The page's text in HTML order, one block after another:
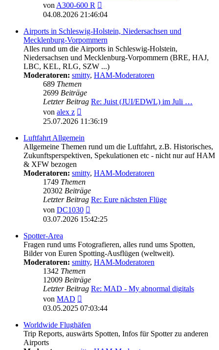
vonA300-600 R
Beitrag
04.08.2026 21:46:04
Airports in Schleswig-Holstein, Niedersachsen und
Mecklenburg-Vorpommern
Alles rund um die Airports in Schleswig-Holstein,
Niedersachsen und Mecklenburg-Vorpommern (BRE, HAJ,
LBC, KEL, RLG, SZW ...)
Moderatoren: smitty, HAM-Moderatoren
689 Themen
2699 Beiträge
Letzter Beitrag Re: Juist (JUI/EDWL) im Juli …
von alex z
Beitrag
25.07.2026 11:36:19
Luftfahrt Allgemein
Allgemeine Themen rund um die Luftfahrt, z.B. Historisches,
Zukunftsperspektiven, Spekulationen etc - nicht nur auf HAM
& XFW bezogen
Moderatoren: smitty, HAM-Moderatoren
1749 Themen
20302 Beiträge
Letzter Beitrag Re: Eure nächsten Flüge
von DC1030
Beitrag
03.07.2026 15:42:25
Spotter-Area
Fragen rund ums Fotografieren, alles rund ums Spotten,
Bilder von Euren Spotting-Ausflügen (weltweit).
Moderatoren: smitty, HAM-Moderatoren
1342 Themen
12009 Beiträge
Letzter Beitrag Re: MAD - My abnormal digitals
von MAD
Beitrag
03.05.2025 07:03:44
Worldwide Flughäfen
Trip Reports, auswärts Spotten, Infos für Spotter zu anderen
Airports